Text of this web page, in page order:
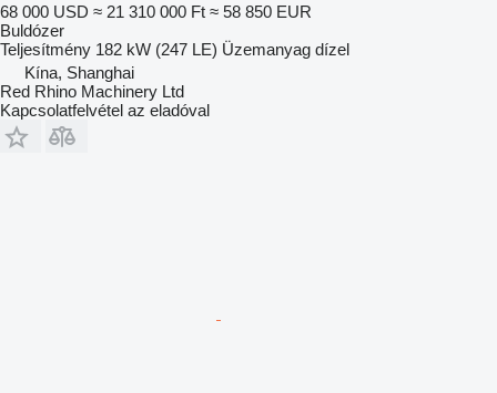
68 000 USD ≈ 21 310 000 Ft ≈ 58 850 EUR
Buldózer
Teljesítmény 182 kW (247 LE) Üzemanyag dízel
Kína, Shanghai
Red Rhino Machinery Ltd
Kapcsolatfelvétel az eladóval